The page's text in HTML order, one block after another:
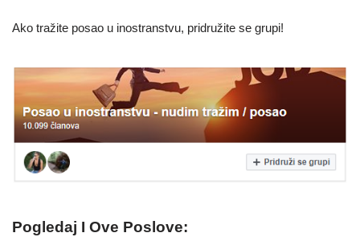
Ako tražite posao u inostranstvu, pridružite se grupi!
Pogledaj I Ove Poslove: